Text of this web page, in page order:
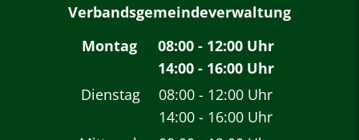
Verbandsgemeindeverwaltung
Montag
08:00- 12:00Uhr
Von 08:00 bis 12:00
14:00- 16:00Uhr
Von 14:00 bis 16:00
Dienstag 08:00 - 12:00 Uhr
Von 08:00 bis 12:00
14:00 - 16:00 Uhr